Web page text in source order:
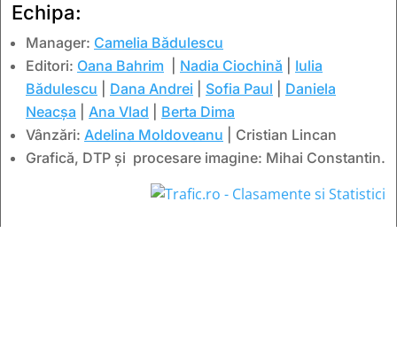
Echipa:
Manager: Camelia Bădulescu
Editori: Oana Bahrim Nadia Ciochină
Iulia
Bădulescu
Dana Andrei Sofia Paul
Daniela
Neacșa
Ana Vlad
Berta Dima
Vânzări: Adelina Moldoveanu | Cristian Lincan
Grafică, DTP și procesare imagine: Mihai Constantin.